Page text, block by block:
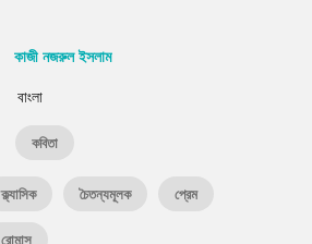
কাজী নজরুল ইসলাম
বাংলা
কবিতা
ক্ল্যাসিক চৈতন্যমূলক প্রেম
রোমান্স